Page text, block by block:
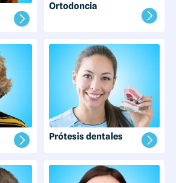
Ortodoncia
Prótesis dentales